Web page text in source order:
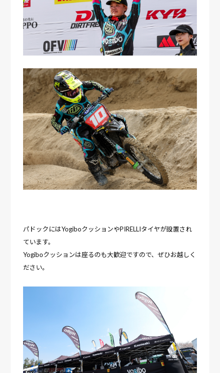
パドックにはYogiboクッションやPIRELLIタイヤが設置され
ています。
Yogiboクッションは座るのも大歓迎ですので、ぜひお越しく
ださい。